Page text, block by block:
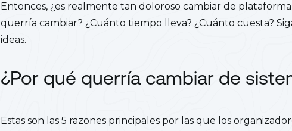
Entonces, ¿es realmente tan doloroso cambiar de
querría cambiar? ¿Cuánto tiempo lleva? ¿Cuánto cuesta?
ideas.
¿Por qué querría cambiar de
Estas son las 5 razones principales por las que los